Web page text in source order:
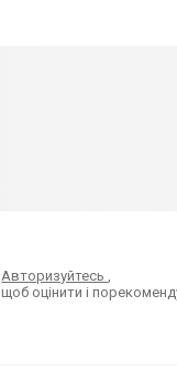
Авторизуйтесь,
щоб оцінити і